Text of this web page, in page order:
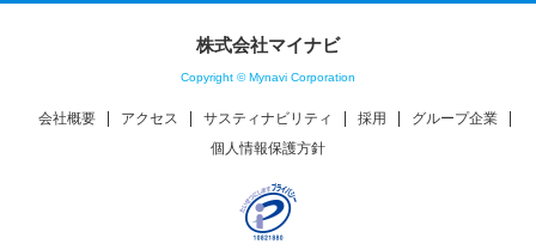
株式会社マイナビ
Copyright © Mynavi Corporation
会社概要 アクセス サスティナビリティ 採用
グループ企業
個人情報保護方針